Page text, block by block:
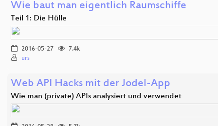
Wie baut man eigentlich Raumschiffe
Teil 1: Die Hülle
2016-05-27
7.4k
urs
Web API Hacks mit der Jodel-App
Wie man (private) APIs analysiert und verwendet